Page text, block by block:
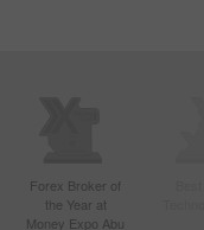
Forex Broker of
the Year at
Money Expo Abu